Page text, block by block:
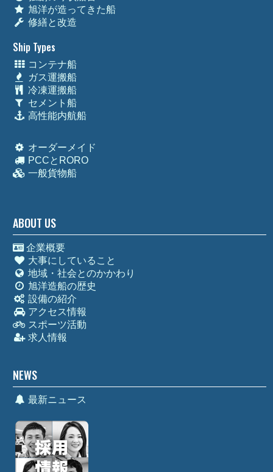
旭洋が造ってきた船
修繕と改造
Ship Types
コンテナ船
ガス運搬船
冷凍運搬船
セメント船
高性能内航船
オーダーメイド
PCCとRORO
一般貨物船
ABOUT US
企業概要
大事にしていること
地域・社会とのかかわり
旭洋造船の歴史
設備の紹介
アクセス情報
スポーツ活動
求人情報
NEWS
最新ニュース